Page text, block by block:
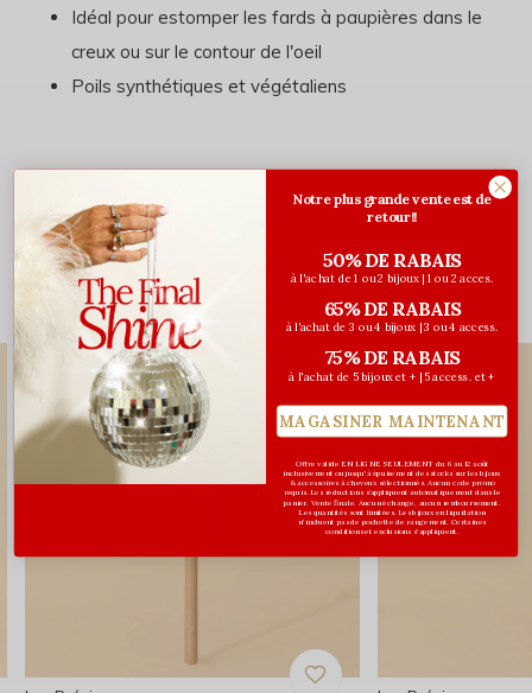
Idéal pour estomper les fards à paupières dans le
creux ou sur le contour de l'oeil
Poils synthétiques et végétaliens
Vous pourriez aussi aimer...
Notre plus grande vente est de
retour!!
50% DE RABAIS
à l'achat de 1 ou 2 bijoux | 1 ou 2 acces.
65% DE RABAIS
à l'achat de 3 ou 4 bijoux | 3 ou 4 access.
75% DE RABAIS
à l'achat de 5 bijoux et + | 5 access. et +
MAGASINER MAINTENANT
Offre valide EN LIGNE SEULEMENT du 6 au 12 août
inclusivement ou jusqu'à épuisement des stocks sur les bijoux
& accessoires à cheveux sélectionnés. Aucun code promo
requis. Les réductions s’appliquent automatiquement dans le
panier. Vente finale. Aucun échange, aucun remboursement.
Les quantités sont limitées. Les bijoux en liquidation
n'incluent pas de pochette de rangement. Certaines
conditions et exclusions s'appliquent.